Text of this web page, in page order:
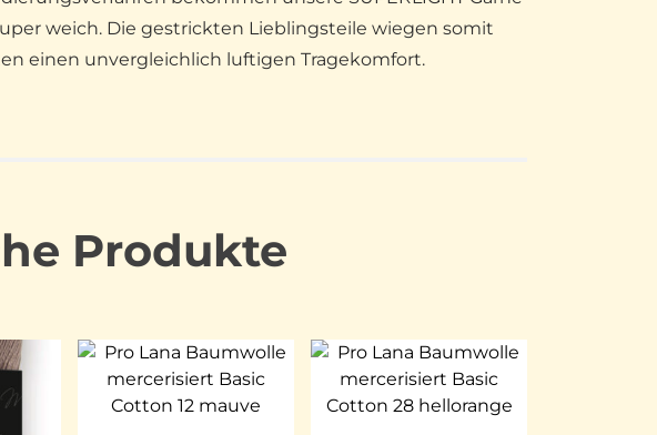
weich. Die gestrickten Lieblingsteile wiegen somit
einen unvergleichlich luftigen Tragekomfort.
Produkte